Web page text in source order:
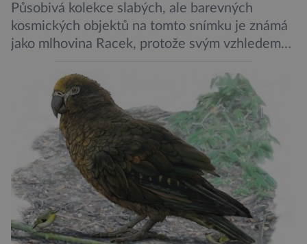
Působivá kolekce slabých, ale barevných
kosmických objektů na tomto snímku je známá
jako mlhovina Racek, protože svým vzhledem
prachu, vodíku, hélia a malého množství těžších
chemických prvků. Celá oblast je místem zrodu
nových hvězd. Mimořádné rozlišení tohoto
záběru pořízeného pomocí přehlídkového
teleskopu ESO/VST odhaluje detaily
jednotlivých astronomických objektů, […]